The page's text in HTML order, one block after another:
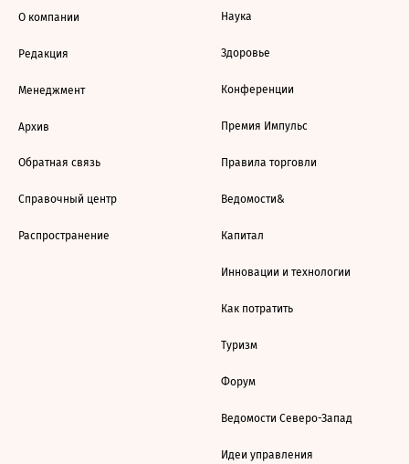
О компании
Редакция
Менеджмент
Архив
Обратная связь
Справочный центр
Распространение
Наука
Здоровье
Конференции
Премия Импульс
Правила торговли
Ведомости&
Капитал
Инновации и технологии
Как потратить
Туризм
Форум
Ведомости Северо-Запад
Идеи управления